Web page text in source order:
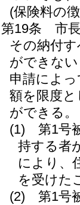
(保険料の
第19条
市
その納付
ができな
申請によ
額を限度
ができる。
(1)
第1号
持する者
により、
を受けた
(2)
第1号